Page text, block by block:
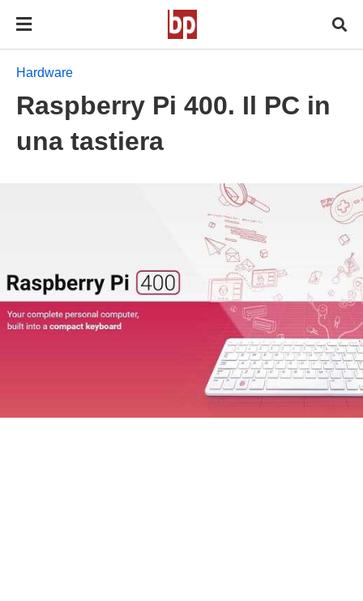
Hardware
Raspberry Pi 400. Il PC in
una tastiera